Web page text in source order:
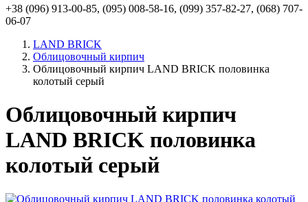
+38 (096) 913-00-85, (095) 008-58-16, (099) 357-82-27, (068) 707-
06-07
LAND BRICK
Облицовочный кирпич
Облицовочный кирпич LAND BRICK половинка
колотый серый
Облицовочный кирпич
LAND BRICK половинка
колотый серый